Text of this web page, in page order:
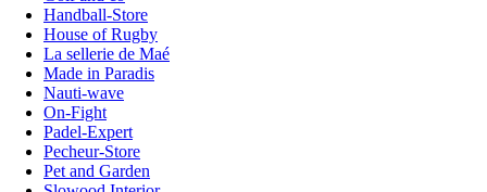
Handball-Store
House of Rugby
La sellerie de Maé
Made in Paradis
Nauti-wave
On-Fight
Padel-Expert
Pecheur-Store
Pet and Garden